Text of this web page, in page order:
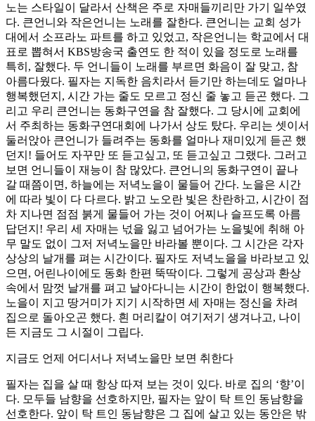
노는 스타일이 달라서 산책은 주로 자매들끼리만 가기 일쑤였
다. 큰언니와 작은언니는 노래를 잘한다. 큰언니는 교회 성가
대에서 소프라노 파트를 하고 있었고, 작은언니는 학교에서 대
표로 뽑혀서 KBS방송국 출연도 한 적이 있을 정도로 노래를
특히, 잘했다. 두 언니들이 노래를 부르면 화음이 잘 맞고, 참
아름다웠다. 필자는 지독한 음치라서 듣기만 하는데도 얼마나
행복했던지, 시간 가는 줄도 모르고 정신 줄 놓고 듣곤 했다. 그
리고 우리 큰언니는 동화구연을 참 잘했다. 그 당시에 교회에
서 주최하는 동화구연대회에 나가서 상도 탔다. 우리는 셋이서
둘러앉아 큰언니가 들려주는 동화를 얼마나 재미있게 듣곤 했
던지! 들어도 자꾸만 또 듣고싶고, 또 듣고싶고 그랬다. 그러고
보면 언니들이 재능이 참 많았다. 큰언니의 동화구연이 끝나
갈 때쯤이면, 하늘에는 저녁노을이 물들어 간다. 노을은 시간
에 따라 빛이 다 다르다. 밝고 노오란 빛은 찬란하고, 시간이 점
차 지나면 점점 붉게 물들어 가는 것이 어찌나 슬프도록 아름
답던지! 우리 세 자매는 넋을 잃고 넘어가는 노을빛에 취해 아
무 말도 없이 그저 저녁노을만 바라볼 뿐이다. 그 시간은 각자
상상의 날개를 펴는 시간이다. 필자도 저녁노을을 바라보고 있
으면, 어린나이에도 동화 한편 뚝딱이다. 그렇게 공상과 환상
속에서 맘껏 날개를 펴고 날아다니는 시간이 한없이 행복했다.
노을이 지고 땅거미가 지기 시작하면 세 자매는 정신을 차려
집으로 돌아오곤 했다. 흰 머리칼이 여기저기 생겨나고, 나이
든 지금도 그 시절이 그립다.
지금도 언제 어디서나 저녁노을만 보면 취한다
필자는 집을 살 때 항상 따져 보는 것이 있다. 바로 집의 ‘향’이
다. 모두들 남향을 선호하지만, 필자는 앞이 탁 트인 동남향을
선호한다. 앞이 탁 트인 동남향은 그 집에 살고 있는 동안은 밖